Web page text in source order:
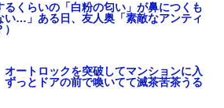
くらいの「白粉の匂い」が鼻につくも
い…」ある日、友人奥「素敵なアンティ
オートロックを突破してマンションに入
ずっとドアの前で喚いてて滅茶苦茶うる